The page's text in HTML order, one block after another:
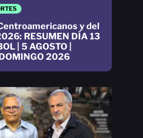
y del
RESUMEN DÍA 13
| 5 AGOSTO |
2026